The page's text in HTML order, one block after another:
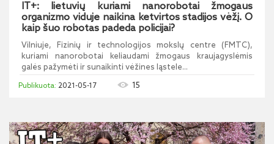
IT+: lietuvių kuriami nanorobotai žmogaus
organizmo viduje naikina ketvirtos stadijos vėžį. O
kaip šuo robotas padeda policijai?
Vilniuje, Fizinių ir technologijos mokslų centre (FMTC),
kuriami nanorobotai keliaudami žmogaus kraujagyslėmis
galės pažymėti ir sunaikinti vėžines ląstele...
2021-05-17 15